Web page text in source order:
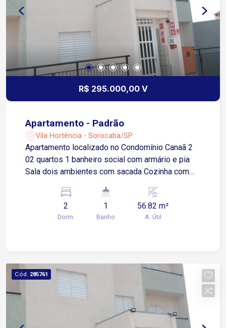
R$ 295.000,00 V
Apartamento - Padrão
Vila Hortência - Sorocaba/SP
Apartamento localizado no Condomínio Canaã 2
02 quartos 1 banheiro social com armário e pia
Sala dois ambientes com sacada Cozinha com
2
Dorm.
1
Banho
56.82 m²
A. Útil
Cód. 285761